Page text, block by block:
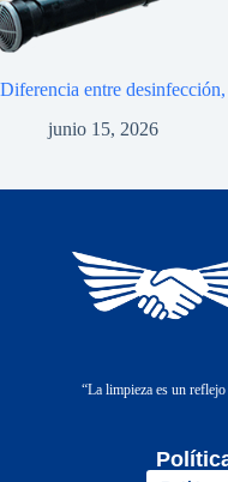
Diferencia entre
junio 15, 2026
“La limpieza es un